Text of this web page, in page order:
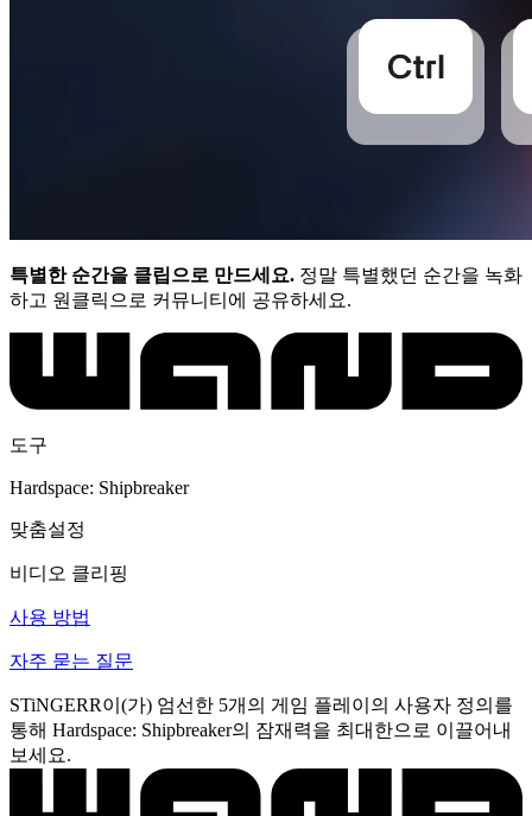
특별한 순간을 클립으로 만드세요. 정말 특별했던 순간을 녹화
하고 원클릭으로 커뮤니티에 공유하세요.
도구
Hardspace: Shipbreaker
맞춤설정
비디오 클리핑
사용 방법
자주 묻는 질문
STiNGERR이(가) 엄선한 5개의 게임 플레이의 사용자 정의를
통해 Hardspace: Shipbreaker의 잠재력을 최대한으로 이끌어내
보세요.